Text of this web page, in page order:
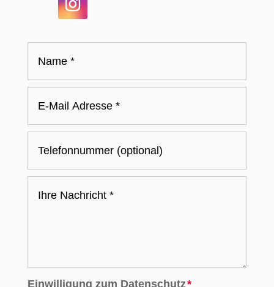
Einwilligung zum Datenschutz